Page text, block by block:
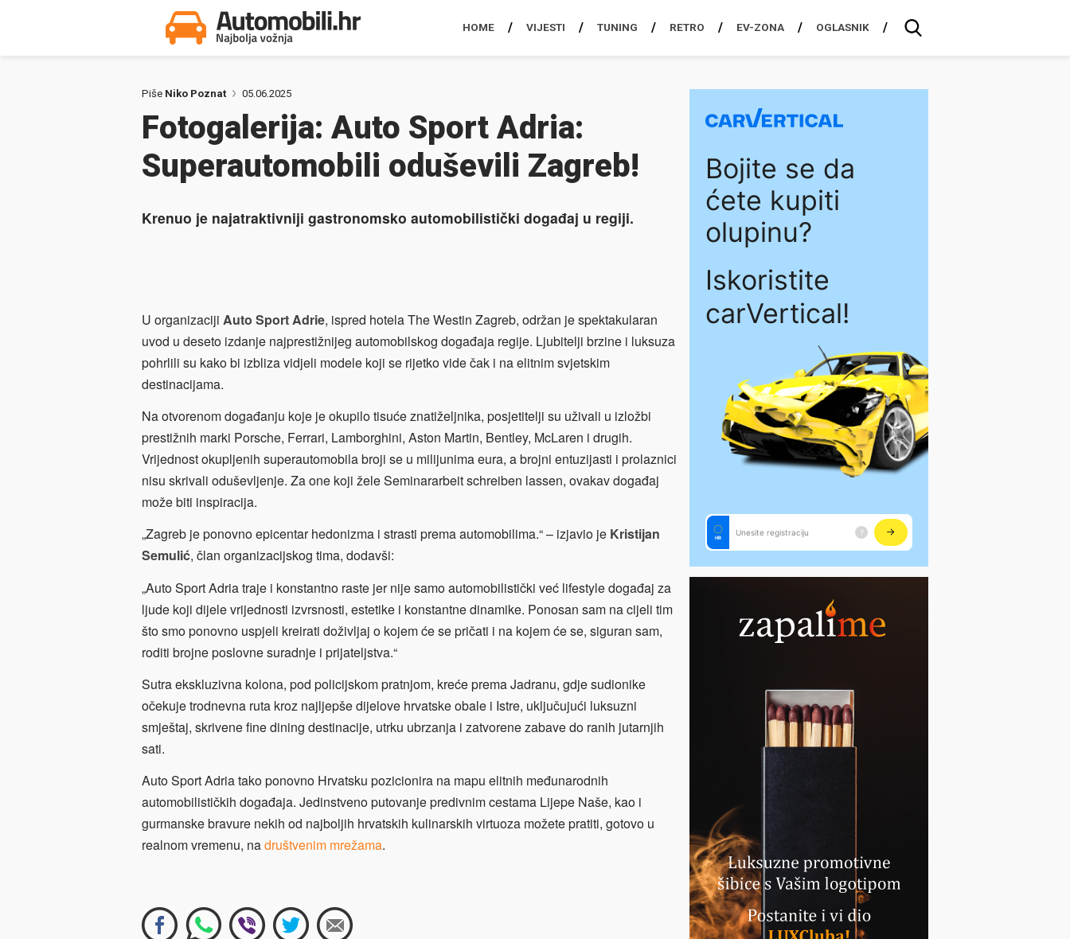
HOME VIJESTI TUNING RETRO EV-ZONA OGLASNIK
Piše Niko Poznat 05.06.2025
Fotogalerija: Auto Sport Adria:
Superautomobili oduševili Zagreb!
Krenuo je najatraktivniji gastronomsko automobilistički događaj u regiji.
U organizaciji Auto Sport Adrie, ispred hotela The Westin Zagreb, održan je spektakularan
uvod u deseto izdanje najprestižnijeg automobilskog događaja regije. Ljubitelji brzine i luksuza
pohrlili su kako bi izbliza vidjeli modele koji se rijetko vide čak i na elitnim svjetskim
destinacijama.
Na otvorenom događanju koje je okupilo tisuće znatiželjnika, posjetitelji su uživali u izložbi
prestižnih marki Porsche, Ferrari, Lamborghini, Aston Martin, Bentley, McLaren i drugih.
Vrijednost okupljenih superautomobila broji se u milijunima eura, a brojni entuzijasti i prolaznici
nisu skrivali oduševljenje. Za one koji želeSeminararbeit schreiben lassen, ovakav događaj
može biti inspiracija.
„Zagreb je ponovno epicentar hedonizma i strasti prema automobilima.“ – izjavio je Kristijan
Semulić, član organizacijskog tima, dodavši:
„Auto Sport Adria traje i konstantno raste jer nije samo automobilistički već lifestyle događaj za
ljude koji dijele vrijednosti izvrsnosti, estetike i konstantne dinamike. Ponosan sam na cijeli tim
što smo ponovno uspjeli kreirati doživljaj o kojem će se pričati i na kojem će se, siguran sam,
roditi brojne poslovne suradnje i prijateljstva.“
Sutra ekskluzivna kolona, pod policijskom pratnjom, kreće prema Jadranu, gdje sudionike
očekuje trodnevna ruta kroz najljepše dijelove hrvatske obale i Istre, uključujući luksuzni
smještaj, skrivene fine dining destinacije, utrku ubrzanja i zatvorene zabave do ranih jutarnjih
sati.
Auto Sport Adria tako ponovno Hrvatsku pozicionira na mapu elitnih međunarodnih
automobilističkih događaja. Jedinstveno putovanje predivnim cestama Lijepe Naše, kao i
gurmanske bravure nekih od najboljih hrvatskih kulinarskih virtuoza možete pratiti, gotovo u
realnom vremenu, nadruštvenim mrežama.